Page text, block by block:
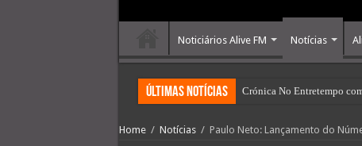
Noticiários Alive FM Notícias
últimas Notícias Crónica No Entretempo
Home / Notícias / Paulo Neto: Lançamento do